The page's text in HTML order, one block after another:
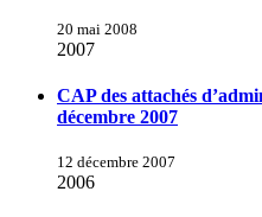
20 mai 2008
2007
CAP des attachés
décembre 2007
12 décembre 2007
2006